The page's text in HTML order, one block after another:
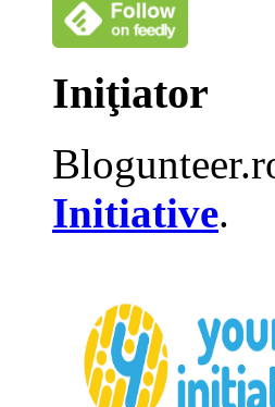
Iniţiator
Initiative.